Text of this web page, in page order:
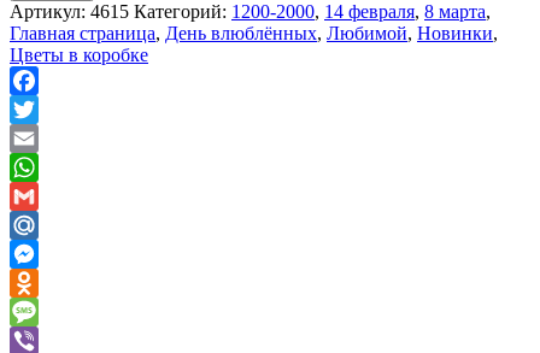
Артикул: 4615 Категорий: 1200-2000, 14 февраля, 8 марта,
Главная страница, День влюблённых, Любимой, Новинки,
Цветы в коробке
Facebook
Twitter
Email
WhatsApp
Gmail
Mail.Ru
Messenger
Odnoklassniki
Message